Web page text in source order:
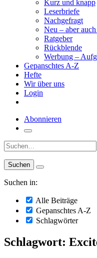
Kurz und knapp
Leserbriefe
Nachgefragt
Neu – aber auch
Ratgeber
Rückblende
Werbung –
Gepanschtes A-Z
Hefte
Wir über uns
Login
Abonnieren
Suche:
Suchen in:
Alle Beiträge
Gepanschtes A-Z
Schlagwörter
Schlagwort: